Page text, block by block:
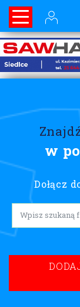
w
Dołącz
Lorem ipsum